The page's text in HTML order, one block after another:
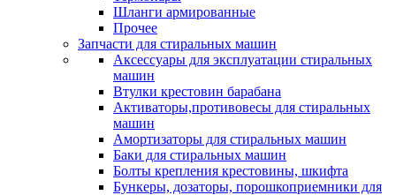
Шланги армированные
Прочее
Запчасти для стиральных машин
Аксессуары для эксплуатации стиральных
машин
Втулки крестовин барабана
Активаторы,противовесы для стиральных
машин
Амортизаторы для стиральных машин
Баки для стиральных машин
Болты крепления крестовины, шкифта
Бункеры, дозаторы, порошкоприемники для